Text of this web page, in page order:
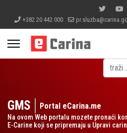
+382 20 442 000
Pretraga
GMS Portal eCarina.me
Na ovom Web portalu mozete pronaći
E-Carine koji se pripremaju u Upravi